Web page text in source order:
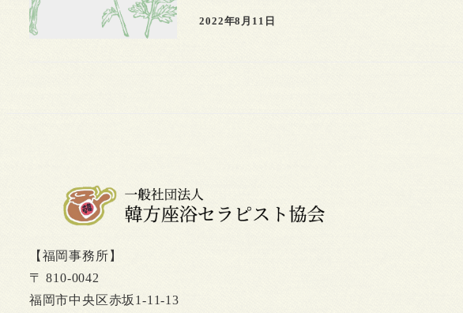
2022年8月11日
【福岡事務所】
〒 810-0042
福岡市中央区赤坂1-11-13